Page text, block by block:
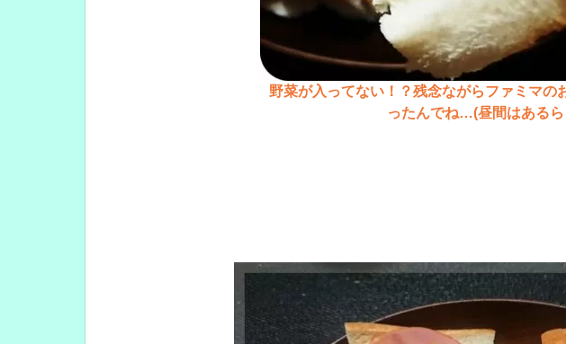
野菜が入ってない！？残念ながらファミマの
ったんでね…(昼間はある